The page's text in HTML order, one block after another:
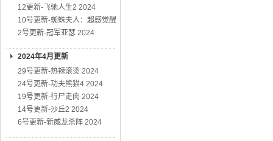
12更新-飞驰人生2 2024
10号更新-蜘蛛夫人：超感觉醒
2号更新-冠军亚瑟 2024
2024年4月更新
29号更新-热辣滚烫 2024
24号更新-功夫熊猫4 2024
19号更新-行尸走肉 2024
14号更新-沙丘2 2024
6号更新-新威龙杀阵 2024